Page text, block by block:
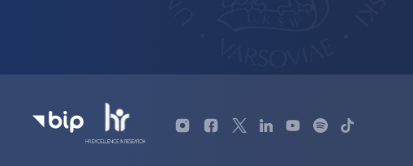
Profil Profil
ProfilProfil UKSWProfilTikTok